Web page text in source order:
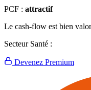
PCF : attractif
Le cash-flow est bien
Secteur Santé :
Devenez Premium